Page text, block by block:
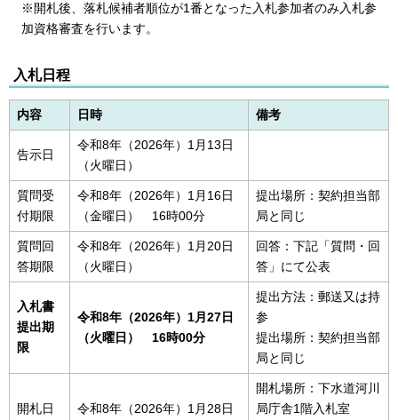
※開札後、落札候補者順位が1番となった入札参加者のみ入札参
加資格審査を行います。
入札日程
内容 日時 備考
告示日
令和8年（2026年）1月13日
（火曜日）
質問受
付期限
令和8年（2026年）1月16日
（金曜日） 16時00分
提出場所：契約担当部
局と同じ
質問回
答期限
令和8年（2026年）1月20日
（火曜日）
回答：下記「質問・回
答」にて公表
入札書
提出期
限
令和8年（2026年）1月27日
（火曜日） 16時00分
提出方法：郵送又は持
参
提出場所：契約担当部
局と同じ
開札日
令和8年（2026年）1月28日
開札場所：下水道河川
局庁舎1階入札室